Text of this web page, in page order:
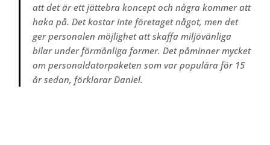
att det är ett jättebra koncept och några kommer att
haka på. Det kostar inte företaget något, men det
ger personalen möjlighet att skaffa miljövänliga
bilar under förmånliga former. Det påminner mycket
om personaldatorpaketen som var populära för 15
år sedan, förklarar Daniel.